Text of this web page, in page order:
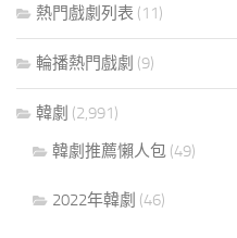
熱門戲劇列表 (11)
輪播熱門戲劇 (9)
韓劇 (2,991)
韓劇推薦懶人包 (49)
2022年韓劇 (46)